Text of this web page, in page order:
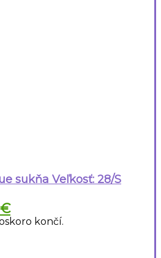
sukňa Veľkosť: 28/S
€Aktuálna
cena
je:
končí.